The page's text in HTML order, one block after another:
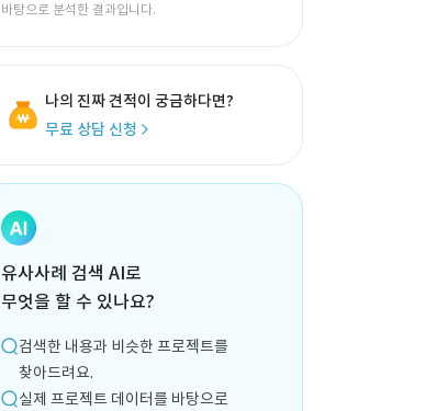
바탕으로 분석한 결과입니다.
나의 진짜 견적이 궁금하다면?
무료 상담 신청
유사사례 검색 AI로
무엇을 할 수 있나요?
검색한 내용과 비슷한 프로젝트를
찾아드려요.
실제 프로젝트 데이터를 바탕으로